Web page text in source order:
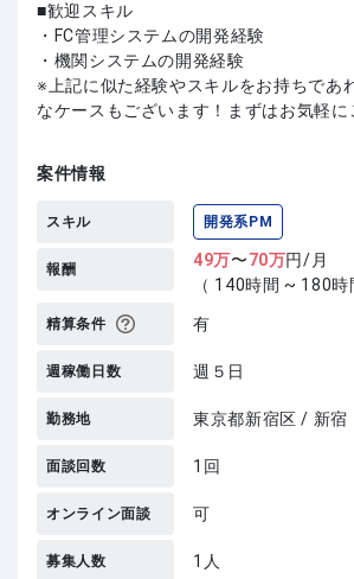
歓迎スキル
・FC管理システムの開発経験
・機関システムの開発経験
上記に似た経験やスキルをお持ちであ
なケースもございます！まずはお気軽に
案件情報
スキル 開発系PM
報酬 49万〜70万円/月
（ 140時間 ~ 180時
精算条件 有
週稼働日数 週５日
勤務地 東京都新宿区 / 新宿
面談回数 1回
オンライン面談 可
募集人数 1人